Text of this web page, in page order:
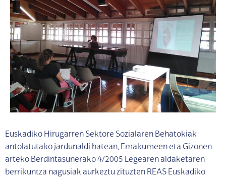
Euskadiko Hirugarren Sektore Sozialaren Behatokiak
antolatutako jardunaldi batean, Emakumeen eta Gizonen
arteko Berdintasunerako 4/2005 Legearen aldaketaren
berrikuntza nagusiak aurkeztu zituzten REAS Euskadiko